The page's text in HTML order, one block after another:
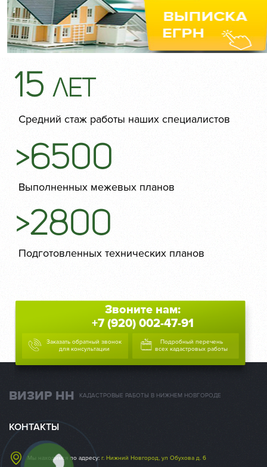
15 лет
Средний стаж работы наших специалистов
>6500
Выполненных межевых планов
>2800
Подготовленных технических планов
Звоните нам:
+7 (920) 002-47-91
Заказать обратный звонок
для консультации
Подробный перечень
всех кадастровых работы
ВИЗИР НН КАДАСТРОВЫЕ РАБОТЫ В НИЖНЕМ НОВГОРОДЕ
КОНТАКТЫ
Мы находимся по адресу: г. Нижний Новгород, ул Обухова д. 6